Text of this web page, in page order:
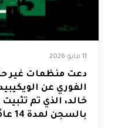
11 مايو 2026
دعت منظمات غير
الفوري عن
خالد، الذي تم
بالسجن لمدة 14 عامًا